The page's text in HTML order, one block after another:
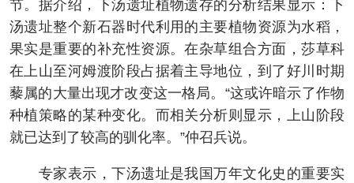
节。据介绍，下汤遗址植物遗存的分析结果显示：下
汤遗址整个新石器时代利用的主要植物资源为水稻，
果实是重要的补充性资源。在杂草组合方面，莎草科
在上山至河姆渡阶段占据着主导地位，到了好川时期
藜属的大量出现才改变这一格局。“这或许暗示了作物
种植策略的某种变化。而相关分析则显示，上山阶段
就已达到了较高的驯化率。”仲召兵说。
专家表示，下汤遗址是我国万年文化史的重要实